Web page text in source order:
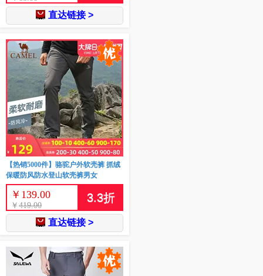
直达链接 >
【热销5000件】骆驼户外软壳裤 抓绒
保暖防风防水登山软壳裤男女
￥ 139.00
￥ 419.00
3.3折
直达链接 >